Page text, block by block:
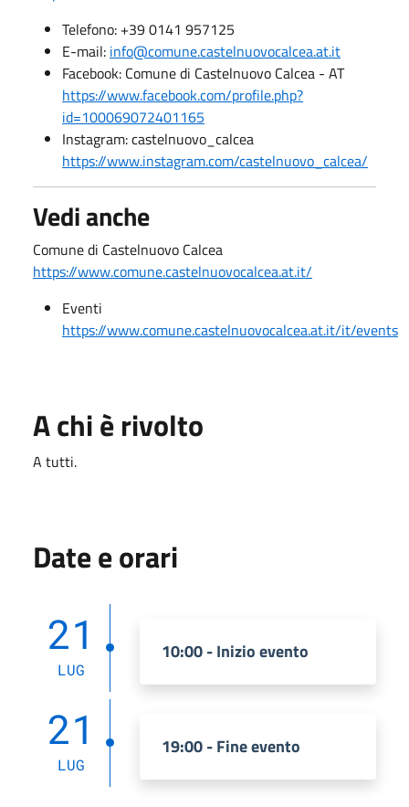
Telefono: +39 0141 957125
E-mail: info@comune.castelnuovocalcea.at.it
Facebook: Comune di Castelnuovo Calcea - AT
https://www.facebook.com/profile.php?
id=100069072401165
Instagram: castelnuovo_calcea
https://www.instagram.com/castelnuovo_calcea/
Vedi anche
Comune di Castelnuovo Calcea
https://www.comune.castelnuovocalcea.at.it/
Eventi
https://www.comune.castelnuovocalcea.at.it/it/events
A chi è rivolto
A tutti.
Date e orari
21
LUG
10:00 - Inizio evento
21
LUG
19:00 - Fine evento